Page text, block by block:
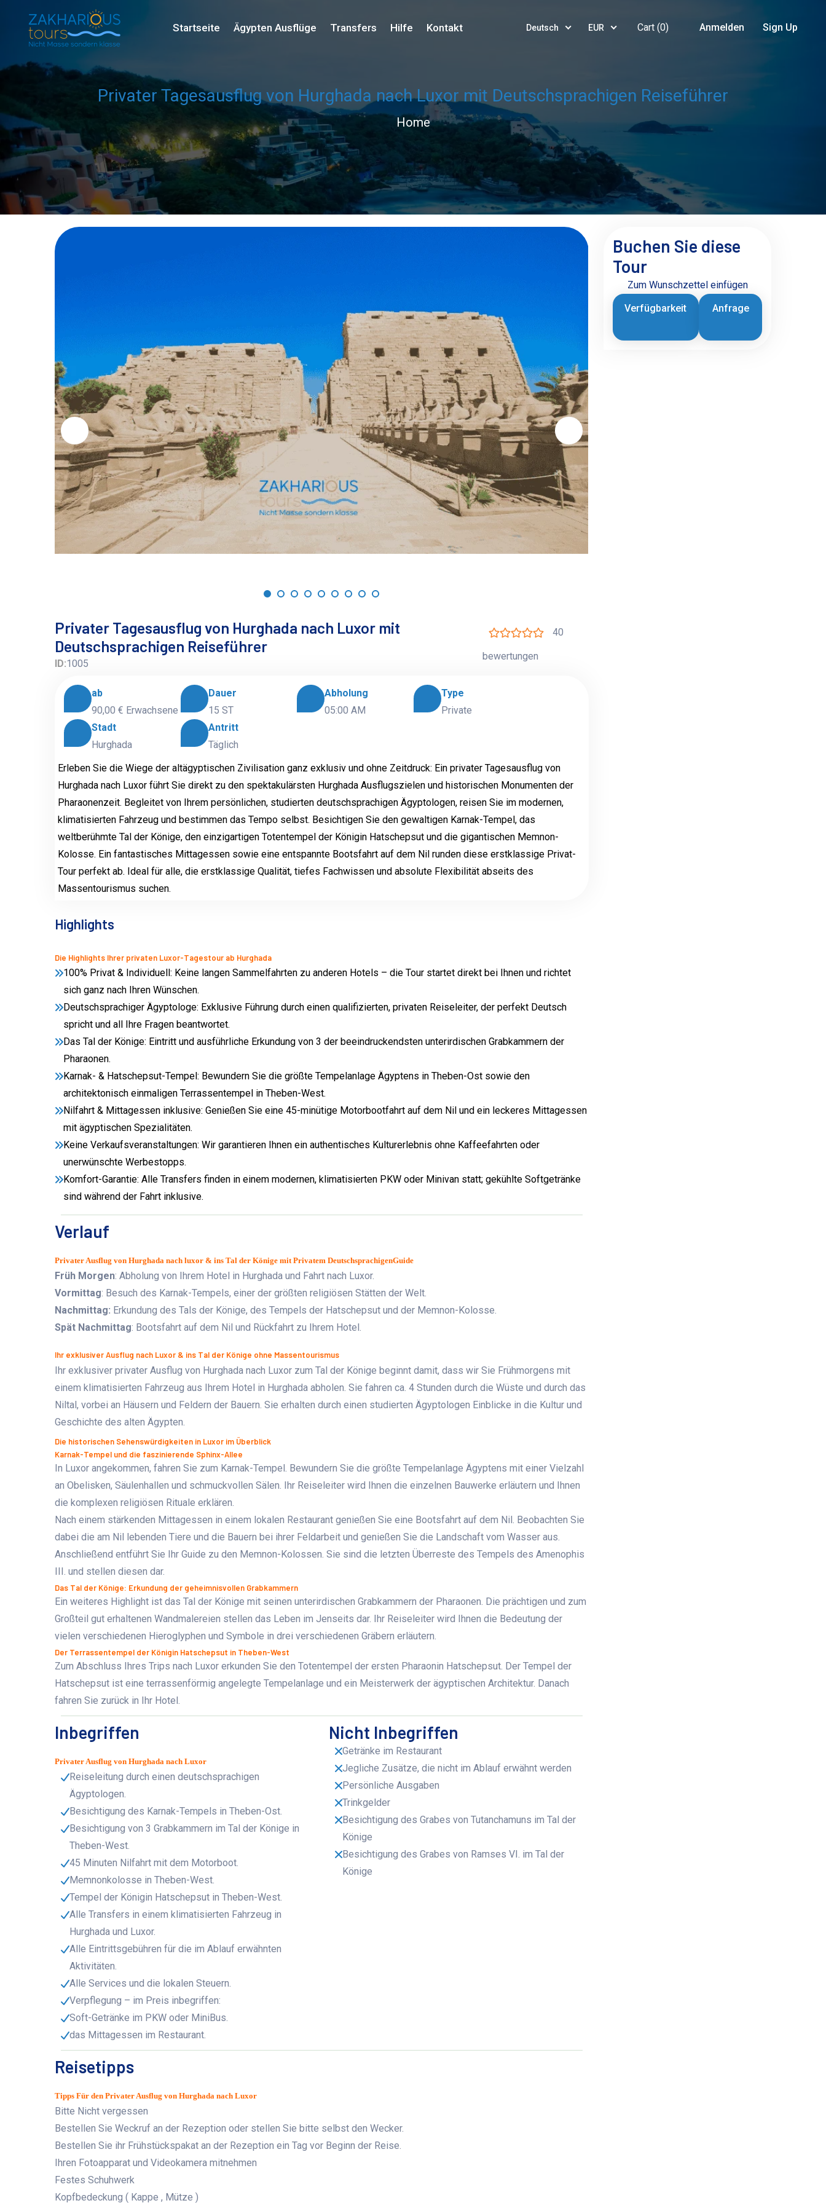
Startseite Ägypten Ausflüge Transfers Hilfe Kontakt Deutsch EUR Cart (0) Anmelden Sign Up
Privater Tagesausflug von Hurghada nach Luxor mit Deutschsprachigen Reiseführer
Home
Privater Tagesausflug von Hurghada nach Luxor mit
Deutschsprachigen Reiseführer
ID:1005
40
bewertungen
ab
90,00 € Erwachsene
Dauer
15 ST
Abholung
05:00 AM
Type
Private
Stadt
Hurghada
Antritt
Täglich
Erleben Sie die Wiege der altägyptischen Zivilisation ganz exklusiv und ohne Zeitdruck: Ein privater Tagesausflug von
Hurghada nach Luxor führt Sie direkt zu den spektakulärsten Hurghada Ausflugszielen und historischen Monumenten der
Pharaonenzeit. Begleitet von Ihrem persönlichen, studierten deutschsprachigen Ägyptologen, reisen Sie im modernen,
klimatisierten Fahrzeug und bestimmen das Tempo selbst. Besichtigen Sie den gewaltigen Karnak-Tempel, das
weltberühmte Tal der Könige, den einzigartigen Totentempel der Königin Hatschepsut und die gigantischen Memnon-
Kolosse. Ein fantastisches Mittagessen sowie eine entspannte Bootsfahrt auf dem Nil runden diese erstklassige Privat-
Tour perfekt ab. Ideal für alle, die erstklassige Qualität, tiefes Fachwissen und absolute Flexibilität abseits des
Massentourismus suchen.
Highlights
Die Highlights Ihrer privaten Luxor-Tagestour ab Hurghada
100% Privat & Individuell: Keine langen Sammelfahrten zu anderen Hotels – die Tour startet direkt bei Ihnen und richtet
sich ganz nach Ihren Wünschen.
Deutschsprachiger Ägyptologe: Exklusive Führung durch einen qualifizierten, privaten Reiseleiter, der perfekt Deutsch
spricht und all Ihre Fragen beantwortet.
Das Tal der Könige: Eintritt und ausführliche Erkundung von 3 der beeindruckendsten unterirdischen Grabkammern der
Pharaonen.
Karnak- & Hatschepsut-Tempel: Bewundern Sie die größte Tempelanlage Ägyptens in Theben-Ost sowie den
architektonisch einmaligen Terrassentempel in Theben-West.
Nilfahrt & Mittagessen inklusive: Genießen Sie eine 45-minütige Motorbootfahrt auf dem Nil und ein leckeres Mittagessen
mit ägyptischen Spezialitäten.
Keine Verkaufsveranstaltungen: Wir garantieren Ihnen ein authentisches Kulturerlebnis ohne Kaffeefahrten oder
unerwünschte Werbestopps.
Komfort-Garantie: Alle Transfers finden in einem modernen, klimatisierten PKW oder Minivan statt; gekühlte Softgetränke
sind während der Fahrt inklusive.
Verlauf
Privater Ausflug von Hurghada nach luxor & ins Tal der Könige mit Privatem DeutschsprachigenGuide
Früh Morgen: Abholung von Ihrem Hotel in Hurghada und Fahrt nach Luxor.
Vormittag: Besuch des Karnak-Tempels, einer der größten religiösen Stätten der Welt.
Nachmittag: Erkundung des Tals der Könige, des Tempels der Hatschepsut und der Memnon-Kolosse.
Spät Nachmittag: Bootsfahrt auf dem Nil und Rückfahrt zu Ihrem Hotel.
Ihr exklusiver Ausflug nach Luxor & ins Tal der Könige ohne Massentourismus
Ihr exklusiver privater Ausflug von Hurghada nach Luxor zum Tal der Könige beginnt damit, dass wir Sie Frühmorgens mit
einem klimatisierten Fahrzeug aus Ihrem Hotel in Hurghada abholen. Sie fahren ca. 4 Stunden durch die Wüste und durch das
Niltal, vorbei an Häusern und Feldern der Bauern. Sie erhalten durch einen studierten Ägyptologen Einblicke in die Kultur und
Geschichte des alten Ägypten.
Die historischen Sehenswürdigkeiten in Luxor im Überblick
Karnak-Tempel und die faszinierende Sphinx-Allee
In Luxor angekommen, fahren Sie zum Karnak-Tempel. Bewundern Sie die größte Tempelanlage Ägyptens mit einer Vielzahl
an Obelisken, Säulenhallen und schmuckvollen Sälen. Ihr Reiseleiter wird Ihnen die einzelnen Bauwerke erläutern und Ihnen
die komplexen religiösen Rituale erklären.
Nach einem stärkenden Mittagessen in einem lokalen Restaurant genießen Sie eine Bootsfahrt auf dem Nil. Beobachten Sie
dabei die am Nil lebenden Tiere und die Bauern bei ihrer Feldarbeit und genießen Sie die Landschaft vom Wasser aus.
Anschließend entführt Sie Ihr Guide zu den Memnon-Kolossen. Sie sind die letzten Überreste des Tempels des Amenophis
III. und stellen diesen dar.
Das Tal der Könige: Erkundung der geheimnisvollen Grabkammern
Ein weiteres Highlight ist das Tal der Könige mit seinen unterirdischen Grabkammern der Pharaonen. Die prächtigen und zum
Großteil gut erhaltenen Wandmalereien stellen das Leben im Jenseits dar. Ihr Reiseleiter wird Ihnen die Bedeutung der
vielen verschiedenen Hieroglyphen und Symbole in drei verschiedenen Gräbern erläutern.
Der Terrassentempel der Königin Hatschepsut in Theben-West
Zum Abschluss Ihres Trips nach Luxor erkunden Sie den Totentempel der ersten Pharaonin Hatschepsut. Der Tempel der
Hatschepsut ist eine terrassenförmig angelegte Tempelanlage und ein Meisterwerk der ägyptischen Architektur. Danach
fahren Sie zurück in Ihr Hotel.
Inbegriffen
Privater Ausflug von Hurghada nach Luxor
Reiseleitung durch einen deutschsprachigen
Ägyptologen.
Besichtigung des Karnak-Tempels in Theben-Ost.
Besichtigung von 3 Grabkammern im Tal der Könige in
Theben-West.
45 Minuten Nilfahrt mit dem Motorboot.
Memnonkolosse in Theben-West.
Tempel der Königin Hatschepsut in Theben-West.
Alle Transfers in einem klimatisierten Fahrzeug in
Hurghada und Luxor.
Alle Eintrittsgebühren für die im Ablauf erwähnten
Aktivitäten.
Alle Services und die lokalen Steuern.
Verpflegung – im Preis inbegriffen:
Soft-Getränke im PKW oder MiniBus.
das Mittagessen im Restaurant.
Nicht Inbegriffen
Getränke im Restaurant
Jegliche Zusätze, die nicht im Ablauf erwähnt werden
Persönliche Ausgaben
Trinkgelder
Besichtigung des Grabes von Tutanchamuns im Tal der
Könige
Besichtigung des Grabes von Ramses VI. im Tal der
Könige
Reisetipps
Tipps Für den Privater Ausflug von Hurghada nach Luxor
Bitte Nicht vergessen
Bestellen Sie Weckruf an der Rezeption oder stellen Sie bitte selbst den Wecker.
Bestellen Sie ihr Frühstückspakat an der Rezeption ein Tag vor Beginn der Reise.
Ihren Fotoapparat und Videokamera mitnehmen
Festes Schuhwerk
Kopfbedeckung ( Kappe , Mütze )
Buchen Sie diese
Tour
Zum Wunschzettel einfügen
Anfrage